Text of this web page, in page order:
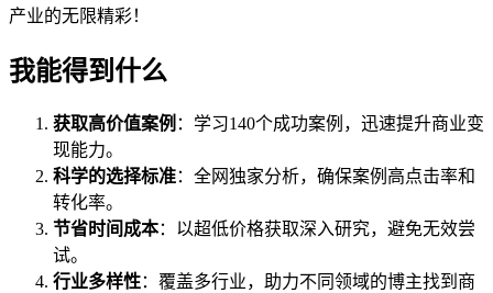
产业的无限精彩！
我能得到什么
获取高价值案例 ：学习140个成功案例，迅速提升商业变
现能力。
科学的选择标准：全网独家分析，确保案例高点击率和
转化率。
节省时间成本：以超低价格获取深入研究，避免无效尝
试。
行业多样性：覆盖多行业，助力不同领域的博主找到商